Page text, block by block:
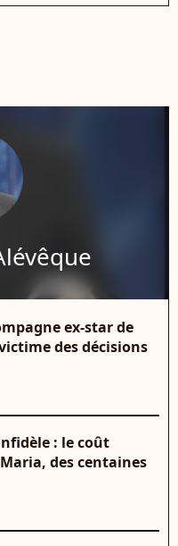
ex-star de
des décisions
: le coût
des centaines